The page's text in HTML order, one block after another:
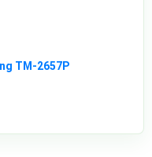
TM-2657P